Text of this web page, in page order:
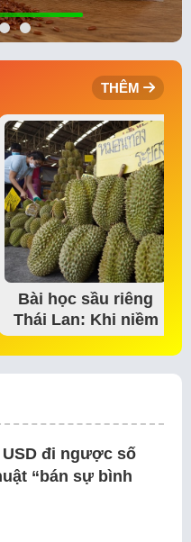
THÊM
Bài học sầu riêng
Thái Lan: Khi niềm
tin thị trường bắt…
đi ngược số
“bán sự bình